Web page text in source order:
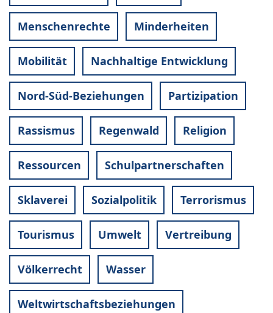
Menschenrechte Minderheiten
Mobilität Nachhaltige Entwicklung
Nord-Süd-Beziehungen Partizipation
Rassismus Regenwald Religion
Ressourcen Schulpartnerschaften
Sklaverei Sozialpolitik Terrorismus
Tourismus Umwelt Vertreibung
Völkerrecht Wasser
Weltwirtschaftsbeziehungen